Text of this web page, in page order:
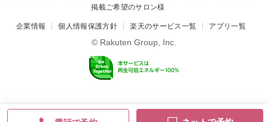
掲載ご希望のサロン様
企業情報 個人情報保護方針 楽天のサービス一覧 アプリ一覧
© Rakuten Group, Inc.